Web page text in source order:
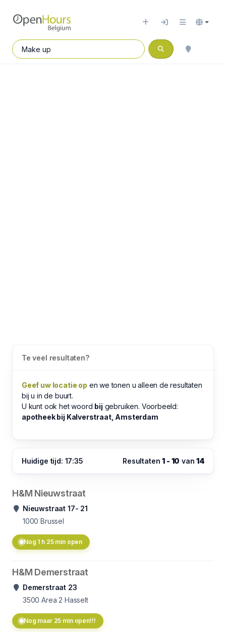
Te veel resultaten?
Geef uw locatie op en we tonen u alleen de resultaten
bij u in de buurt.
U kunt ook het woord bij gebruiken. Voorbeeld:
apotheek bij Kalverstraat, Amsterdam
Huidige tijd: 17:35 Resultaten1 - 10 van14
H&M Nieuwstraat
Nieuwstraat 17- 21
1000 Brussel
Nog 1 h 25 min open
H&M Demerstraat
Demerstraat 23
3500 Area 2 Hasselt
Nog maar 25 min open!!!